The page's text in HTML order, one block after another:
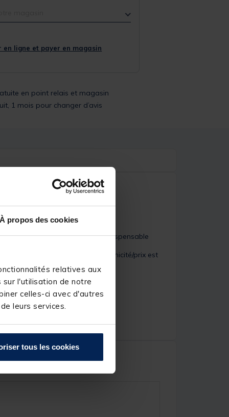
À propos des cookies
relatives aux
l'utilisation de notre
celles-ci avec d'autres
leurs services.
tous les cookies
en ligne et payer en magasin
en point relais et magasin
1 mois pour changer d’avis
montage à la main. Indispensable
de la qualité, le rapport technicité/prix est